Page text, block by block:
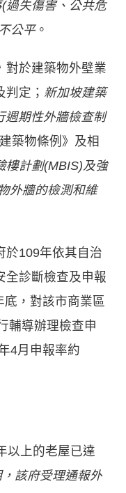
過失傷害、公共危
公平。
對於建築物外壁業
定； 新加坡建築
週期性外牆檢查制
築物條例》及相
樓計劃(MBIS)及強
外牆的檢測和維
於109年依其自治
全診斷檢查及申報
，對該市商業區
輔導辦理檢查申
4月申報率約
以上的老屋已達
該府受理通報外